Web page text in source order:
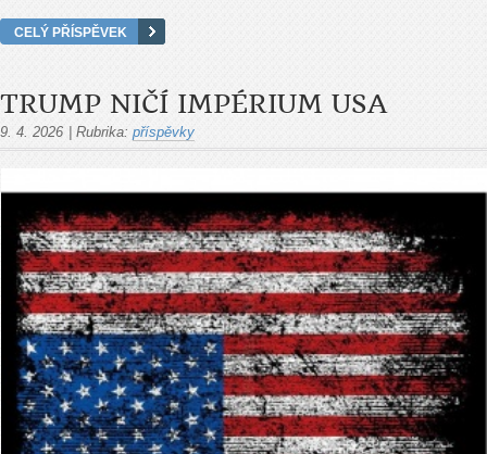
CELÝ PŘÍSPĚVEK
TRUMP NIČÍ IMPÉRIUM USA
9. 4. 2026 | Rubrika: příspěvky